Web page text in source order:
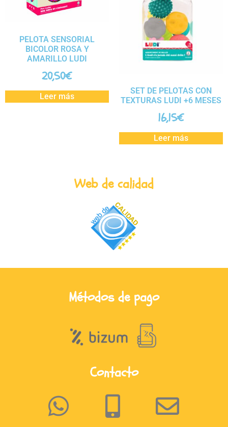
PELOTA SENSORIAL
BICOLOR ROSA Y
AMARILLO LUDI
20,50€
Leer más
SET DE PELOTAS CON
TEXTURAS LUDI +6 MESES
16,15€
Leer más
Web de calidad
Métodos de pago
Contacto